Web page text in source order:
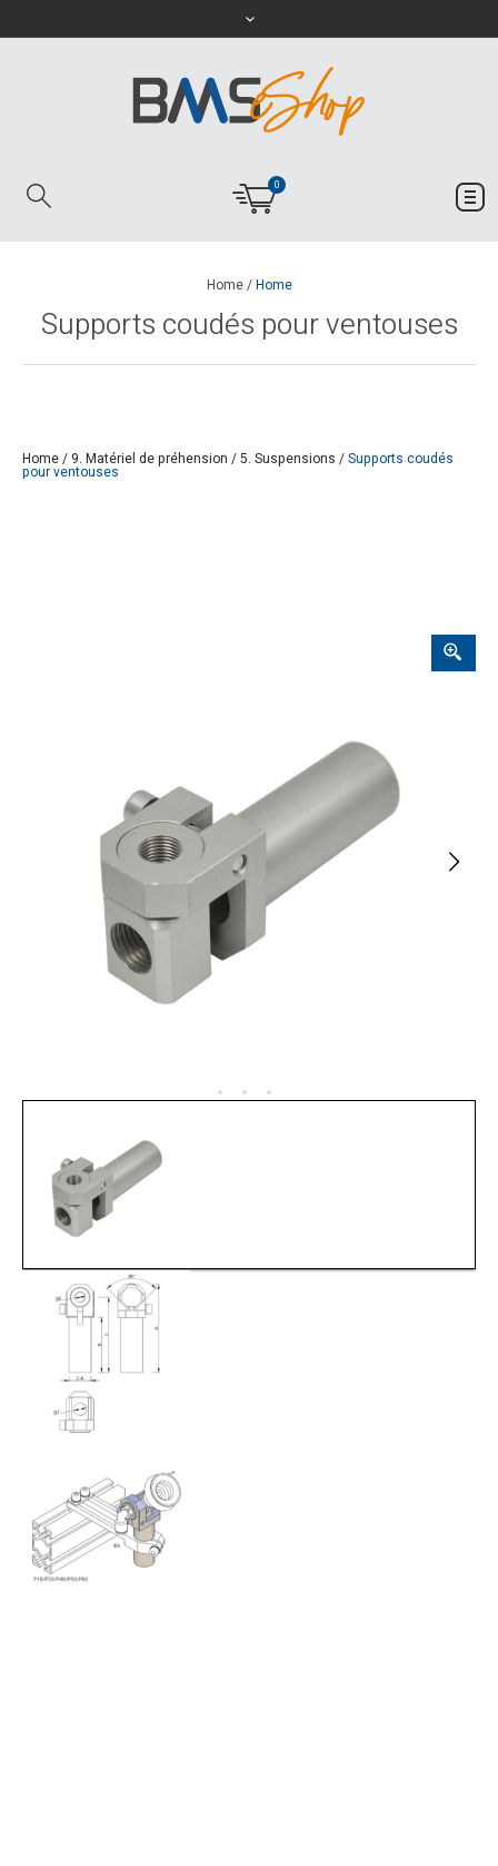
0
Home/Home
Supports coudés pour ventouses
Home/ 9. Matériel de préhension /5. Suspensions /Supports coudés
pour ventouses